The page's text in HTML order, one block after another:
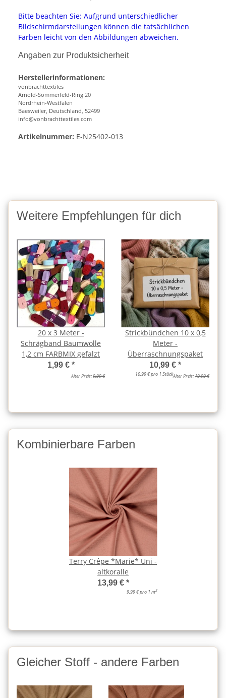
Bitte beachten Sie: Aufgrund unterschiedlicher
Bildschirmdarstellungen können die tatsächlichen
Farben leicht von den Abbildungen abweichen.
Angaben zur Produktsicherheit
Herstellerinformationen:
vonbrachttextiles
Arnold-Sommerfeld-Ring 20
Nordrhein-Westfalen
Baesweiler, Deutschland, 52499
info@vonbrachttextiles.com
Artikelnummer: E-N25402-013
Weitere Empfehlungen für dich
20 x 3 Meter -
Schrägband Baumwolle
1,2 cm FARBMIX gefalzt
1,99 € *
Alter Preis:9,99 €
Strickbündchen 10 x 0,5
Meter -
Überraschnungspaket
10,99 € *
10,99 € pro 1 StückAlter Preis:19,99 €
Kombinierbare Farben
Terry Crêpe *Marie* Uni -
altkoralle
13,99 € *
9,99 € pro 1 m2
Gleicher Stoff - andere Farben